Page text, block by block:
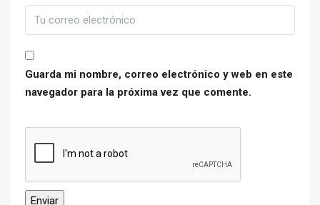
Guarda mi nombre, correo electrónico y web en este
navegador para la próxima vez que comente.